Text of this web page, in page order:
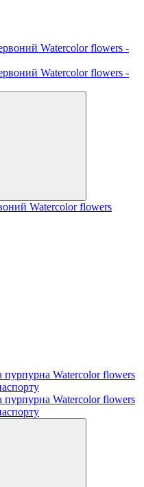
Watercolor flowers